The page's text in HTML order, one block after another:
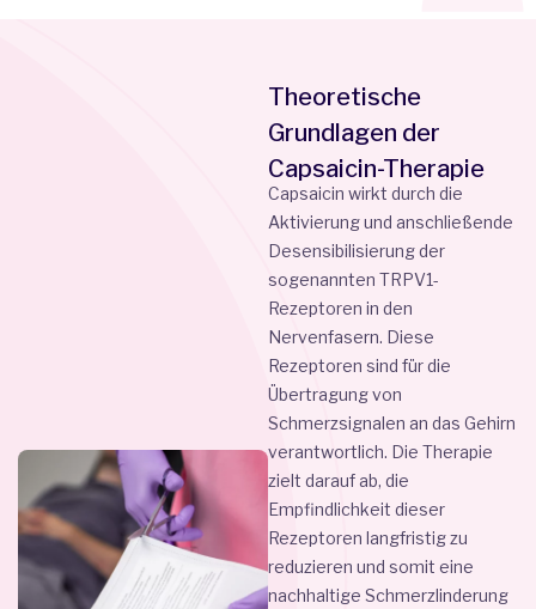
Theoretische
Grundlagen der
Capsaicin-Therapie
Capsaicin wirkt durch die
Aktivierung und anschließende
Desensibilisierung der
sogenannten TRPV1-
Rezeptoren in den
Nervenfasern. Diese
Rezeptoren sind für die
Übertragung von
Schmerzsignalen an das Gehirn
verantwortlich. Die Therapie
zielt darauf ab, die
Empfindlichkeit dieser
Rezeptoren langfristig zu
reduzieren und somit eine
nachhaltige Schmerzlinderung